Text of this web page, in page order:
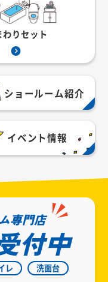
わりセット
ショールーム紹介
イベント情報
専門店
付中
レ 洗面台